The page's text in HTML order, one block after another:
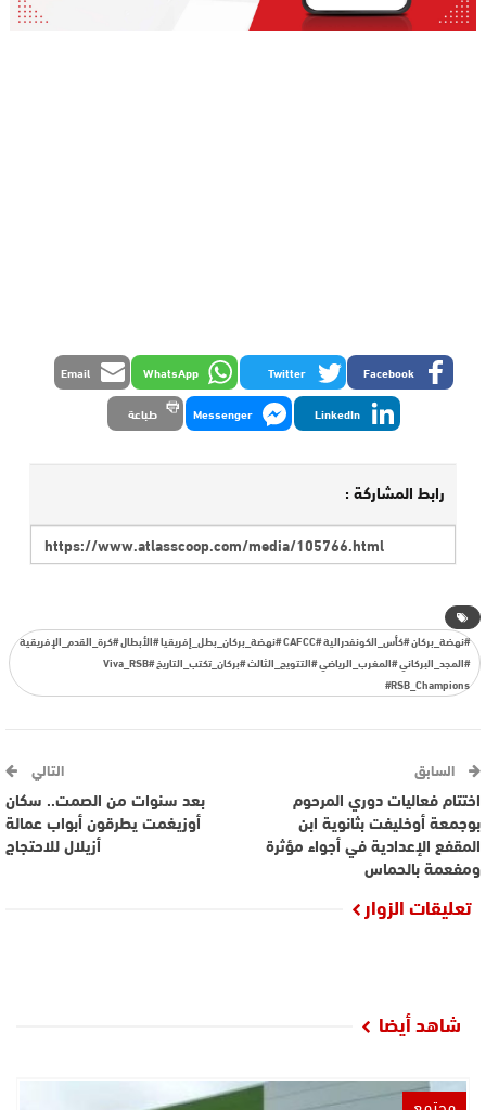
Facebook
Twitter
WhatsApp
Email
LinkedIn
Messenger طباعة
رابط المشاركة :
#نهضة_بركان #كأس_الكونفدرالية #CAFCC #نهضة_بركان_بطل_إفريقيا #الأبطال #كرة_القدم_الإفريقية
#المجد_البركاني #المغرب_الرياضي #التتويج_الثالث #بركان_تكتب_التاريخ #Viva_RSB
#RSB_Champions
السابق
اختتام فعاليات دوري المرحوم
بوجمعة أوخليفت بثانوية ابن
المقفع الإعدادية في أجواء مؤثرة
ومفعمة بالحماس
التالي
بعد سنوات من الصمت.. سكان
أوزيغمت يطرقون أبواب عمالة
أزيلال للاحتجاج
تعليقات الزوار
شاهد أيضا